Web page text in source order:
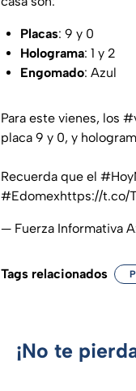
Placas: 9 y 0
Holograma: 1 y 2
Engomado: Azul
Para este vienes, los
placa 9 y 0, y
Recuerda que el
#Edomexhttps://t.co/
— Fuerza Informativa
Tags relacionados
¡No te